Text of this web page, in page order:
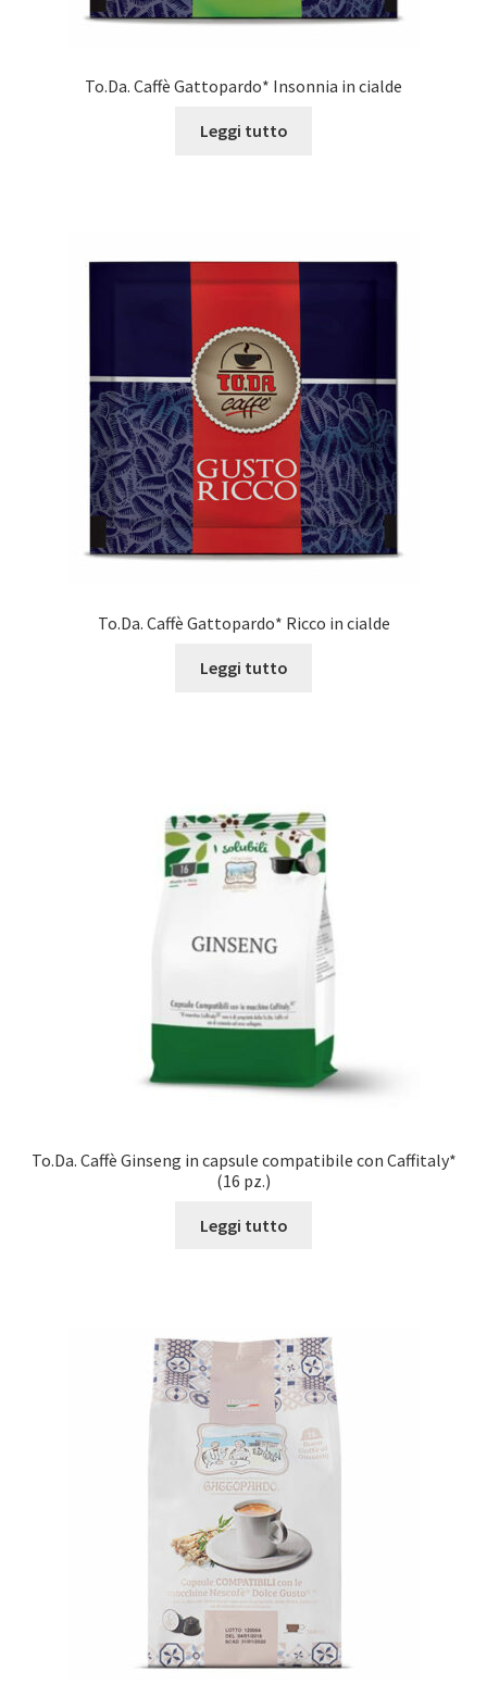
To.Da. Caffè Gattopardo* Insonnia in cialde
Leggi tutto
To.Da. Caffè Gattopardo* Ricco in cialde
Leggi tutto
To.Da. Caffè Ginseng in capsule compatibile con Caffitaly*
(16 pz.)
Leggi tutto